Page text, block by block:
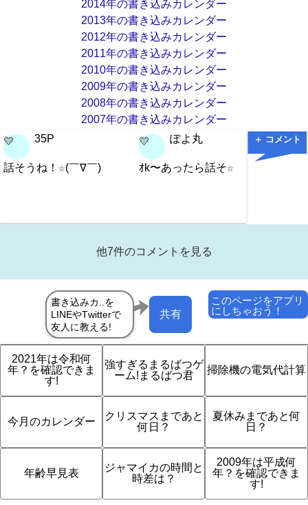
2014年の書き込みカレンダー
2013年の書き込みカレンダー
2012年の書き込みカレンダー
2011年の書き込みカレンダー
2010年の書き込みカレンダー
2009年の書き込みカレンダー
2008年の書き込みカレンダー
2007年の書き込みカレンダー
＋ コメント
💛 35P
話そうね！☆(￣∇￣)
💛 ぽよ丸
ｵk〜あったら話そ☆
💛
他7件のコメントを見る
このページをアプリ
にしちゃおう！
共有
2021年は令和何
年？を確認できま
す!
強すぎるまるばつゲ
ーム!まるばつ君
掃除機の電気代計算
今月のカレンダー
クリスマスまであと
何日？
夏休みまであと何
日？
年齢早見表
ジャマイカの時間と
時差は？
2009年は平成何
年？を確認できま
す!